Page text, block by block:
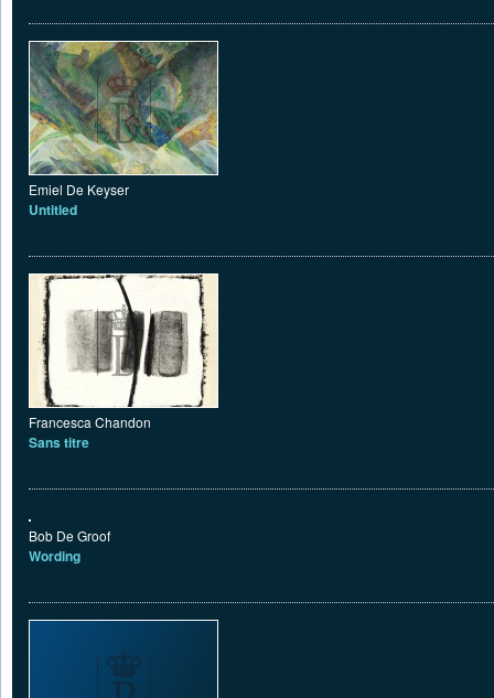
Emiel De Keyser
Untitled
Francesca Chandon
Sans titre
Bob De Groof
Wording